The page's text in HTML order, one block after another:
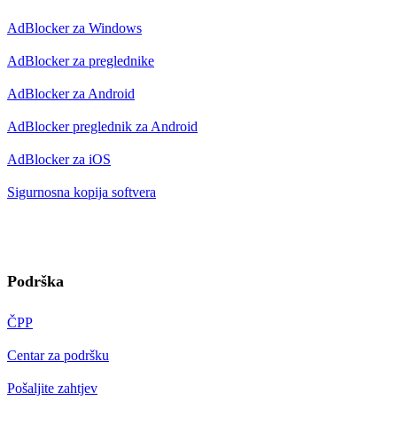
AdBlocker za Windows
AdBlocker za preglednike
AdBlocker za Android
AdBlocker preglednik za Android
AdBlocker za iOS
Sigurnosna kopija softvera
Podrška
ČPP
Centar za podršku
Pošaljite zahtjev